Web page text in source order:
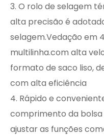
3. O rolo de selagem
alta precisão é
selagem.Vedação em
multilinha.com alta
formato de saco liso,
com alta eficiência
4. Rápido e
comprimento da
ajustar as funções